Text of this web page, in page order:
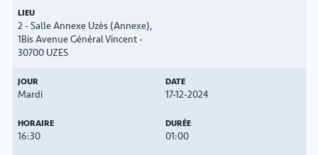
2 - Salle Annexe Uzès (Annexe),
1Bis Avenue Général Vincent -
30700 UZES
Mardi 17-12-2024
16:30 01:00